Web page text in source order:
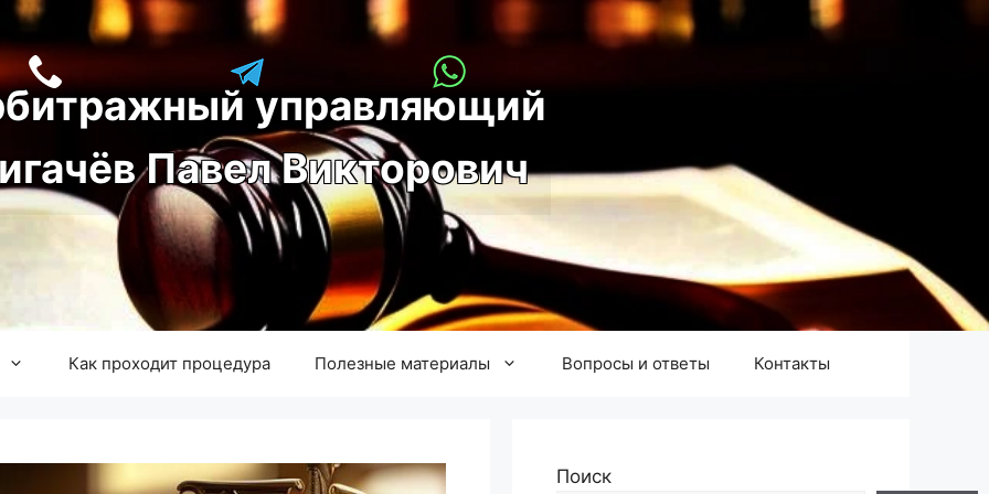
управляющий
игачёв Павел Викторович
Как проходит процедура Полезные материалы Вопросы и ответы Контакты
Поиск